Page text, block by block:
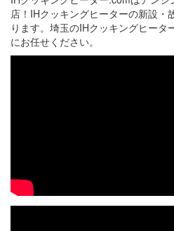
店！IHクッキングヒーターの新設・
ります。埼玉のIHクッキングヒー
にお任せください。